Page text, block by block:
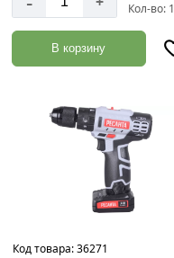
Кол-во: 1
В корзину
Код товара:36271